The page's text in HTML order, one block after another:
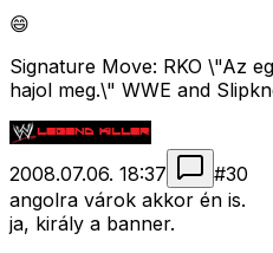
😄
Signature Move: RKO \"Az
hajol meg.\" WWE and
2008.07.06. 18:37 #30
angolra várok akkor én is.
ja, király a banner.